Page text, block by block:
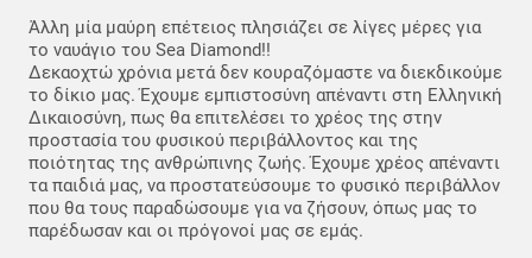
Άλλη μία μαύρη επέτειος πλησιάζει σε λίγες μέρες για
το ναυάγιο του Sea Diamond!!
Δεκαοχτώ χρόνια μετά δεν κουραζόμαστε να διεκδικούμε
το δίκιο μας. Έχουμε εμπιστοσύνη απέναντι στη Ελληνική
Δικαιοσύνη, πως θα επιτελέσει το χρέος της στην
προστασία του φυσικού περιβάλλοντος και της
ποιότητας της ανθρώπινης ζωής. Έχουμε χρέος απέναντι
τα παιδιά μας, να προστατεύσουμε το φυσικό περιβάλλον
που θα τους παραδώσουμε για να ζήσουν, όπως μας το
παρέδωσαν και οι πρόγονοί μας σε εμάς.